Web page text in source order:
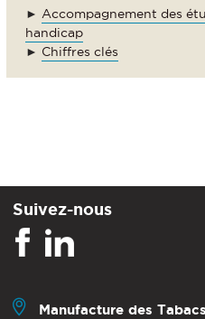
► Accompagnement des
handicap
► Chiffres clés
Suivez-nous
Manufacture des Tabacs